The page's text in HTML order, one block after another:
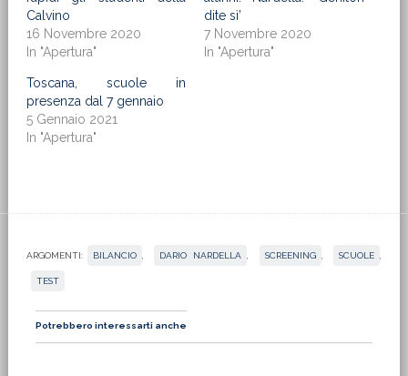
Calvino
16 Novembre 2020
In "Apertura"
dite sì’
7 Novembre 2020
In "Apertura"
Toscana, scuole in
presenza dal 7 gennaio
5 Gennaio 2021
In "Apertura"
ARGOMENTI: BILANCIO DARIO NARDELLA SCREENING SCUOLE
TEST
Potrebbero interessarti anche